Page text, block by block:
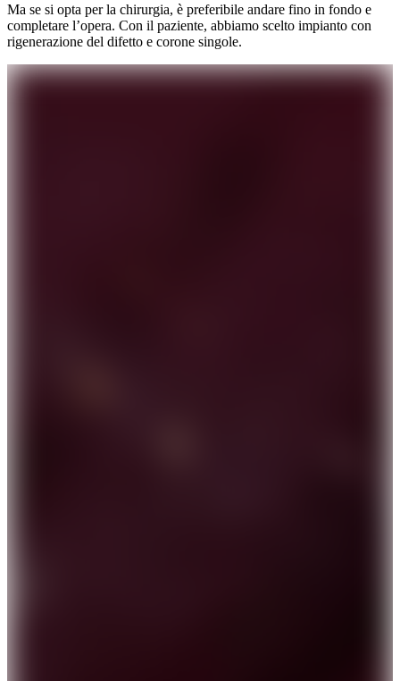
Ma se si opta per la chirurgia, è preferibile andare fino in fondo e
completare l’opera. Con il paziente, abbiamo scelto impianto con
rigenerazione del difetto e corone singole.